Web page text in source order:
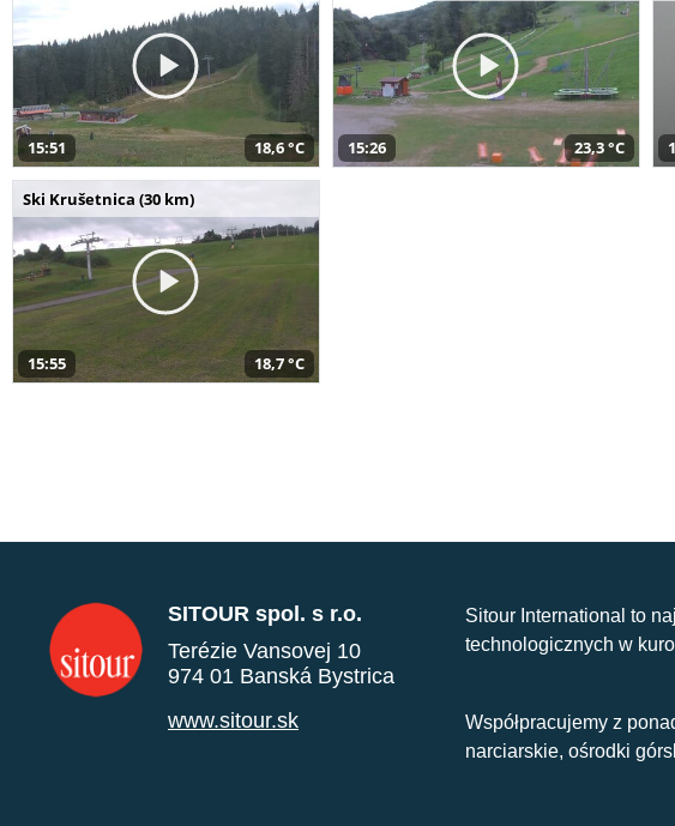
15:51 18,6 °C 15:26 23,3 °C
Ski Krušetnica (30 km)
15:55 18,7 °C
SITOUR spol. s r.o.
Terézie Vansovej 10
974 01 Banská Bystrica
www.sitour.sk
Sitour International to
technologicznych w
Współpracujemy z
narciarskie, ośrodki